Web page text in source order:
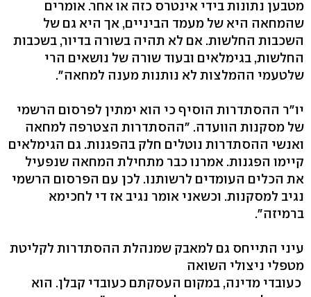
מטבען נתונות בידי אינטרס כזה או אחר. אומרים
שהמחאה היא של מעמד הביניים, אך היא גם של
השכבות החלשות. אם לא תהיה בשורה בדיור, בשכבות
החלשות, בגימלאים ובעוד שורה של נושאים הרי
שלטעמי ההמלצות לא נותנות מענה למחאה".
יו"ר ההסתדרות הוסיף כי הוא ימתין לפרסום הרשמי
של מסקנות הוועדה. "ההסתדרות הצטרפה למחאה
ואנשי ההסתדרות נוטלים חלק בהפגנות. גם הגימלאים
קיימו הפגנות. אמרנו כבר מתחילת המחאה שנפעיל
את הכלים העומדים לרשותנו. לכן עם הפרסום הרשמי
נגיב למסקנות. וכשאני אומר נגיב אז די לחכימא
ברמיזה".
עיני התייחס גם למאבק שמנהלת ההסתדרות לקליטת
מטפלי ניצולי השואה
כעובדי מדינה, במקום העסקתם כעובדי קבלן. הוא